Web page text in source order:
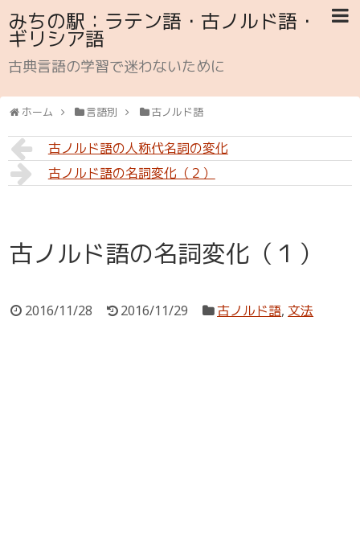
みちの駅：ラテン語・古ノルド語・
ギリシア語
古典言語の学習で迷わないために
ホーム 言語別 古ノルド語
古ノルド語の人称代名詞の変化
古ノルド語の名詞変化（２）
古ノルド語の名詞変化（１）
2016/11/28 2016/11/29 古ノルド語, 文法